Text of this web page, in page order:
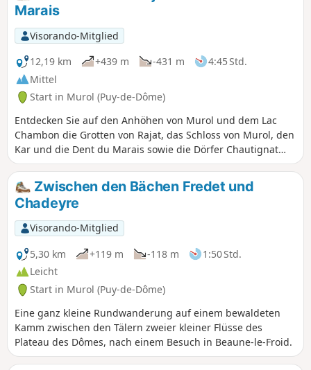
Tal, das Chaudefour-Tal und die es umgebenden Puys sowie
Murol und sein mittelalterliches Schloss.
Marais
Visorando-Mitglied
12,19 km
+439 m -431 m
4:45 Std.
Mittel
Start in Murol (Puy-de-Dôme)
Entdecken Sie auf den Anhöhen von Murol und dem Lac
Chambon die Grotten von Rajat, das Schloss von Murol, den
Kar und die Dent du Marais sowie die Dörfer Chautignat
und Beaune-le-Froid.
Zwischen den Bächen Fredet und
Chadeyre
Visorando-Mitglied
5,30 km
+119 m -118 m
1:50 Std.
Leicht
Start in Murol (Puy-de-Dôme)
Eine ganz kleine Rundwanderung auf einem bewaldeten
Kamm zwischen den Tälern zweier kleiner Flüsse des
Plateau des Dômes, nach einem Besuch in Beaune-le-Froid.